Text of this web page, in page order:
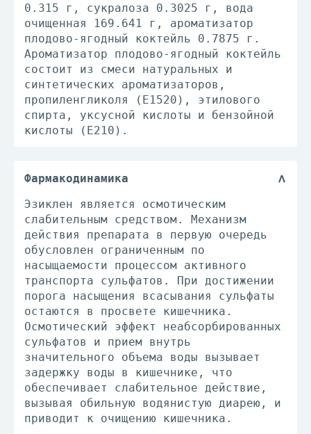
0.315 г, сукралоза 0.3025 г, вода
очищенная 169.641 г, ароматизатор
плодово-ягодный коктейль 0.7875 г.
Ароматизатор плодово-ягодный коктейль
состоит из смеси натуральных и
синтетических ароматизаторов,
пропиленгликоля (Е1520), этилового
спирта, уксусной кислоты и бензойной
кислоты (Е210).
Фармакодинамика
Эзиклен является осмотическим
слабительным средством. Механизм
действия препарата в первую очередь
обусловлен ограниченным по
насыщаемости процессом активного
транспорта сульфатов. При достижении
порога насыщения всасывания сульфаты
остаются в просвете кишечника.
Осмотический эффект неабсорбированных
сульфатов и прием внутрь
значительного объема воды вызывает
задержку воды в кишечнике, что
обеспечивает слабительное действие,
вызывая обильную водянистую диарею, и
приводит к очищению кишечника.